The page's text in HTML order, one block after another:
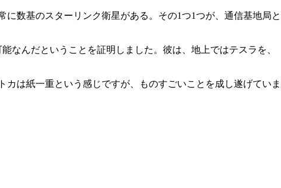
数基のスターリンク衛星がある。その1つ1つが、通信基地局と
なんだということを証明しました。彼は、地上ではテスラを、
は紙一重という感じですが、ものすごいことを成し遂げていま